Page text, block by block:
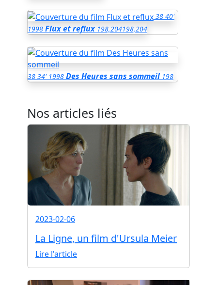
38 40'
1998 Flux et reflux 198,204198,204
38 34' 1998 Des Heures sans sommeil 198
Nos articles liés
2023-02-06
La Ligne, un film d'Ursula Meier
Lire l'article